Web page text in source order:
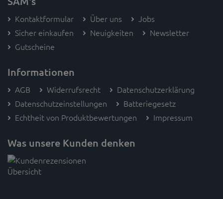
Kontaktformular Über uns
Jobs
Sicher einkaufen
Neuigkeiten
Newsletter
Gutscheine
Informationen
AGB Widerrufsrecht
Datenschutzerklärung
Datenschutzeinstellungen
Batteriegesetz
Echtheit von Produktbewertungen
Impressum
Was unsere Kunden denken